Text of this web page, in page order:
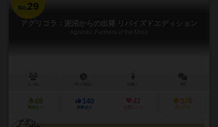
No.29
アグリコラ：泥沼からの出発 リバイズドエディション
Agricola: Farmers of the Moor
69
興味あり
140
経験あり
47
お気に入り
370
持ってる